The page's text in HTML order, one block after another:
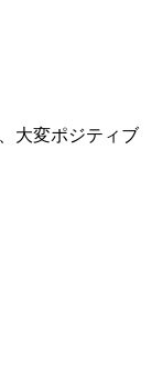
大変ポジティブ